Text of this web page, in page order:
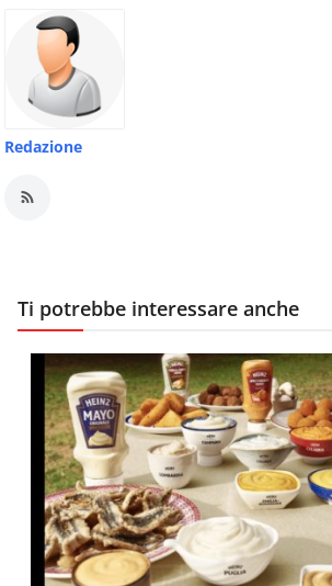
Redazione
Ti potrebbe interessare anche